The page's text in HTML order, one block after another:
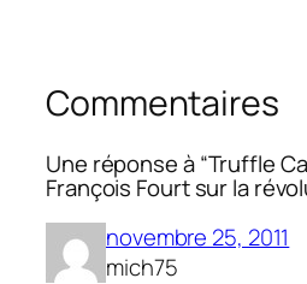
Commentaires
Une réponse à “Truffle
François Fourt sur la
novembre 25, 2011
mich75